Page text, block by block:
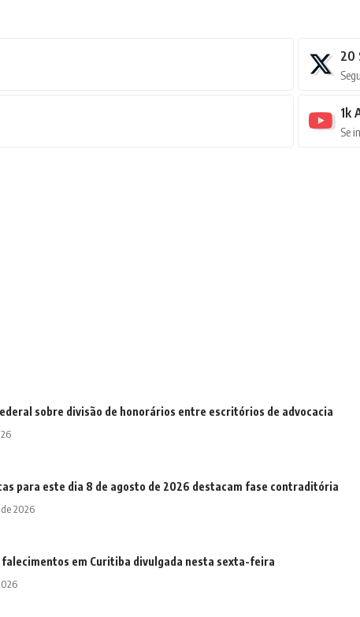
20
1k
Se
sobre divisão de honorários entre escritórios de advocacia
para este dia 8 de agosto de 2026 destacam fase contraditória
2026
falecimentos em Curitiba divulgada nesta sexta-feira